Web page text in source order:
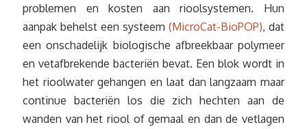
problemen en kosten aan rioolsystemen. Hun
aanpak behelst een systeem (MicroCat-BioPOP), dat
een onschadelijk biologische afbreekbaar polymeer
en vetafbrekende bacteriën bevat. Een blok wordt in
het rioolwater gehangen en laat dan langzaam maar
continue bacteriën los die zich hechten aan de
wanden van het riool of gemaal en dan de vetlagen